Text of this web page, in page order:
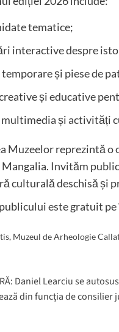
tematice;
interactive despre
și piese de
și educative
și activități
Muzeelor reprezintă
Invităm
culturală deschisă și
este gratuit
, Muzeul de Arheologie
Daniel Learciu se
din funcția de consilier